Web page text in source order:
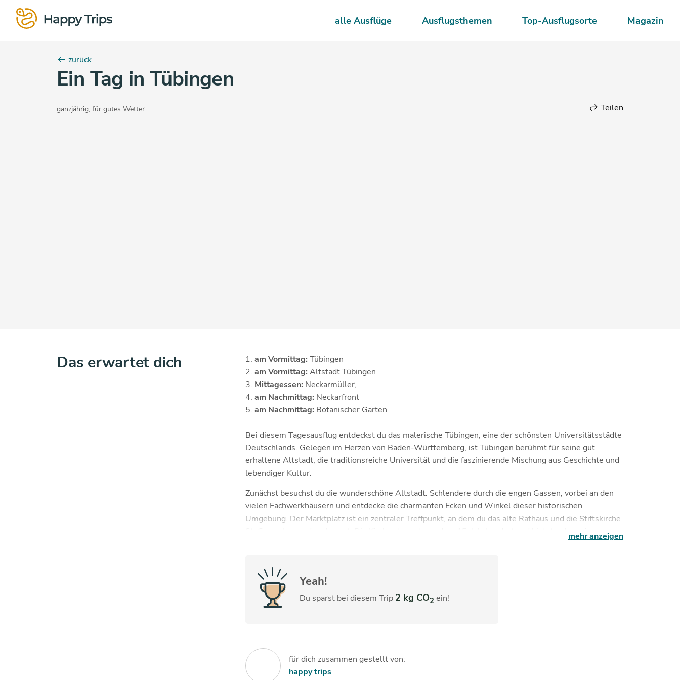
alle Ausflüge Ausflugsthemen Top-Ausflugsorte Magazin
zurück
Ein Tag in Tübingen
ganzjährig, für gutes Wetter Teilen
Das erwartet dich am Vormittag: Tübingen
am Vormittag: Altstadt Tübingen
Mittagessen: Neckarmüller,
am Nachmittag: Neckarfront
am Nachmittag: Botanischer Garten
Bei diesem Tagesausflug entdeckst du das malerische Tübingen, eine der schönsten Universitätsstädte
Deutschlands. Gelegen im Herzen von Baden-Württemberg, ist Tübingen berühmt für seine gut
erhaltene Altstadt, die traditionsreiche Universität und die faszinierende Mischung aus Geschichte und
lebendiger Kultur.
Zunächst besuchst du die wunderschöne Altstadt. Schlendere durch die engen Gassen, vorbei an den
vielen Fachwerkhäusern und entdecke die charmanten Ecken und Winkel dieser historischen
Umgebung. Der Marktplatz ist ein zentraler Treffpunkt, an dem du das alte Rathaus und die Stiftskirche
St. Georg bewundern kannst. Die Kirche stammt aus dem 15. Jahrhundert und bietet neben einer
bequem die Haltestelle „Burgsteige“, von wo aus du das Schloss in wenigen Minuten zu Fuß erreichst.
Das Schloss beherbergt heute das Museum der Universität Tübingen (MUT) und bietet eine
interessante Sammlung von Kunst und Kulturgegenständen. Vom Schloss aus genießt du zudem einen
kannst du regionale Spezialitäten wie Maultaschen oder Schwäbischen Rostbraten in einer gemütlichen
Atmosphäre genießen. Das Restaurant ist bekannt für seine hervorragende Küche und seine idyllische
Lage direkt am Fluss.
mehr anzeigen
Yeah!
Du sparst bei diesem Trip 2 kg CO2 ein!
für dich zusammen gestellt von:
happy trips